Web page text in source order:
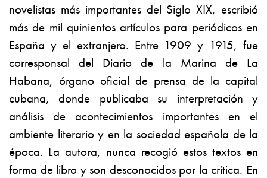
novelistas más importantes del Siglo XIX, escribió
más de mil quinientos artículos para periódicos en
España y el extranjero. Entre 1909 y 1915, fue
corresponsal del Diario de la Marina de La
Habana, órgano oficial de prensa de la capital
cubana, donde publicaba su interpretación y
análisis de acontecimientos importantes en el
ambiente literario y en la sociedad española de la
época. La autora, nunca recogió estos textos en
forma de libro y son desconocidos por la crítica. En